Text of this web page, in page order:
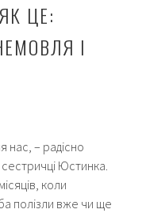
ЦЕ:
І
нас, – радісно
Юстинка.
коли
полізли вже чи ще